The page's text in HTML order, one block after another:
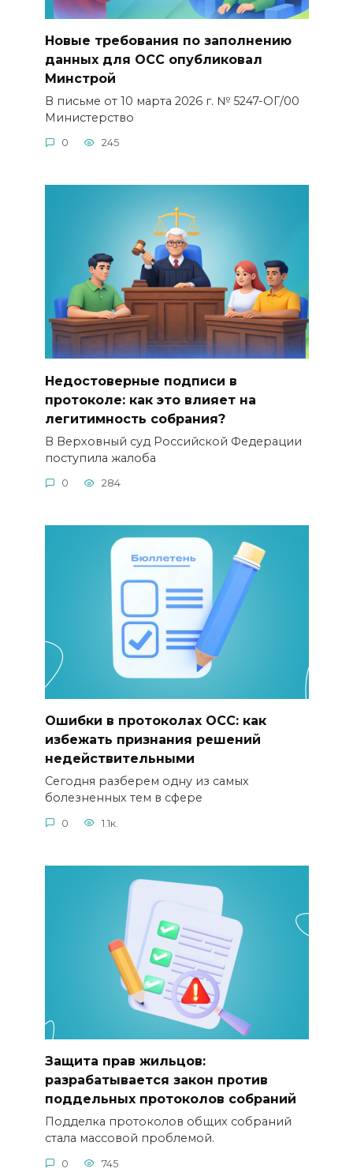
Новые требования по заполнению
данных для ОСС опубликовал
Минстрой
В письме от 10 марта 2026 г. № 5247-ОГ/00
Министерство
0 245
Недостоверные подписи в
протоколе: как это влияет на
легитимность собрания?
В Верховный суд Российской Федерации
поступила жалоба
0 284
Ошибки в протоколах ОСС: как
избежать признания решений
недействительными
Сегодня разберем одну из самых
болезненных тем в сфере
0 1.1к.
Защита прав жильцов:
разрабатывается закон против
поддельных протоколов собраний
Подделка протоколов общих собраний
стала массовой проблемой.
0 745